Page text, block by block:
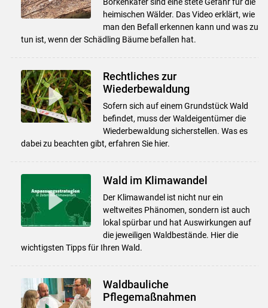
heimischen Wälder. Das Video erklärt, wie
man den Befall erkennen kann und was zu
tun ist, wenn der Schädling Bäume befallen hat.
Rechtliches zur
Wiederbewaldung
Sofern sich auf einem Grundstück Wald
befindet, muss der Waldeigentümer die
Wiederbewaldung sicherstellen. Was es
dabei zu beachten gibt, erfahren Sie hier.
Wald im Klimawandel
Der Klimawandel ist nicht nur ein
weltweites Phänomen, sondern ist auch
lokal spürbar und hat Auswirkungen auf
die jeweiligen Waldbestände. Hier die
wichtigsten Tipps für Ihren Wald.
Waldbauliche
Pflegemaßnahmen